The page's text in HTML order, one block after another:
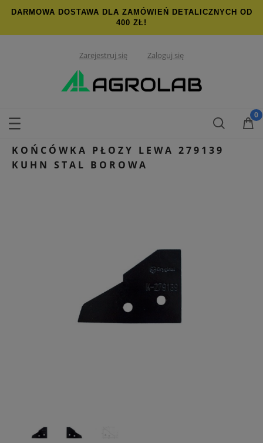
DARMOWA DOSTAWA DLA ZAMÓWIEŃ DETALICZNYCH OD
400 ZŁ!
Zarejestruj się Zaloguj się
KOŃCÓWKA PŁOZY LEWA 279139
KUHN STAL BOROWA